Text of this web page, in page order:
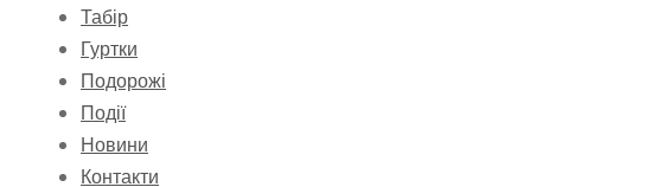
Табір
Гуртки
Подорожі
Події
Новини
Контакти